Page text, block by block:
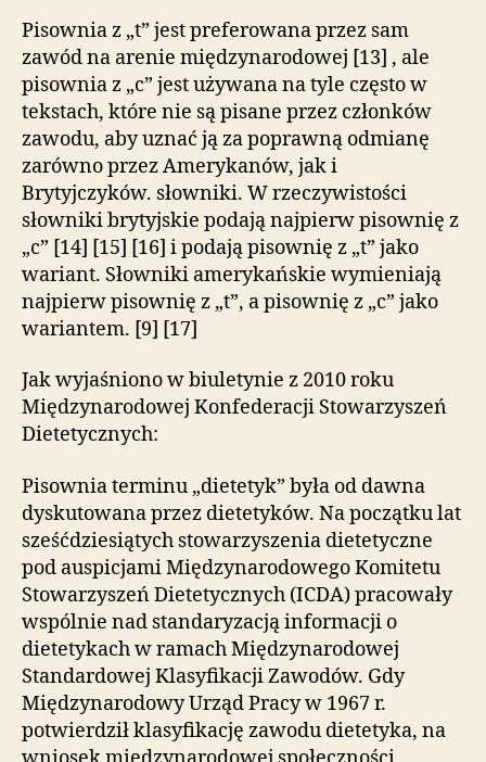
Pisownia z „t” jest preferowana przez sam
zawód na arenie międzynarodowej [13] , ale
pisownia z „c” jest używana na tyle często w
tekstach, które nie są pisane przez członków
zawodu, aby uznać ją za poprawną odmianę
zarówno przez Amerykanów, jak i
Brytyjczyków. słowniki. W rzeczywistości
słowniki brytyjskie podają najpierw pisownię z
„c” [14] [15] [16] i podają pisownię z „t” jako
wariant. Słowniki amerykańskie wymieniają
najpierw pisownię z „t”, a pisownię z „c” jako
wariantem. [9] [17]
Jak wyjaśniono w biuletynie z 2010 roku
Międzynarodowej Konfederacji Stowarzyszeń
Dietetycznych:
Pisownia terminu „dietetyk” była od dawna
dyskutowana przez dietetyków. Na początku lat
sześćdziesiątych stowarzyszenia dietetyczne
pod auspicjami Międzynarodowego Komitetu
Stowarzyszeń Dietetycznych (ICDA) pracowały
wspólnie nad standaryzacją informacji o
dietetykach w ramach Międzynarodowej
Standardowej Klasyfikacji Zawodów. Gdy
Międzynarodowy Urząd Pracy w 1967 r.
potwierdził klasyfikację zawodu dietetyka, na